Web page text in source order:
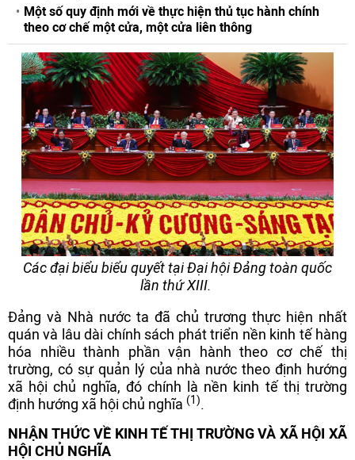
Một số quy định mới về thực hiện thủ tục hành chính
theo cơ chế một cửa, một cửa liên thông
Các đại biểu biểu quyết tại Đại hội Đảng toàn quốc
lần thứ XIII.
Đảng và Nhà nước ta đã chủ trương thực hiện nhất
quán và lâu dài chính sách phát triển nền kinh tế hàng
hóa nhiều thành phần vận hành theo cơ chế thị
trường, có sự quản lý của nhà nước theo định hướng
xã hội chủ nghĩa, đó chính là nền kinh tế thị trường
định hướng xã hội chủ nghĩa (1).
NHẬN THỨC VỀ KINH TẾ THỊ TRƯỜNG VÀ XÃ HỘI XÃ
HỘI CHỦ NGHĨA